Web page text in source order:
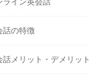
話の特徴
メリット・デメリット